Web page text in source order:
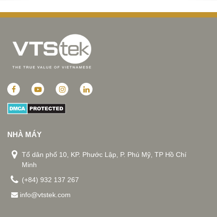
NHÀ MÁY
Tổ dân phố 10, KP. Phước Lập, P. Phú Mỹ, TP Hồ Chí
Minh
(+84) 932 137 267
info@vtstek.com